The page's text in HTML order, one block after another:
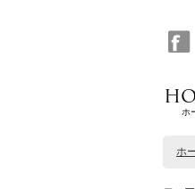
ホ
ホ